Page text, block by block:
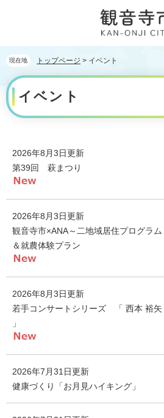
で
す。
ば
て
現在地 トップページ > イベント
本
文 イベント
2026年8月3日更新
第39回 萩まつり
2026年8月3日更新
観音寺市×ANA～二地域居住プログラ
＆就農体験プラン
2026年8月3日更新
若手コンサートシリーズ 「 西本 裕
」
2026年7月31日更新
健康づくり「お月見ハイキング」